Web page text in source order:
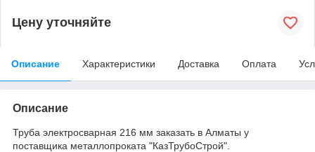
Цену уточняйте
Описание Характеристики Доставка Оплата
Описание
Труба электросварная 216 мм заказать в Алматы у
поставщика металлопроката "КазТрубоСтрой".